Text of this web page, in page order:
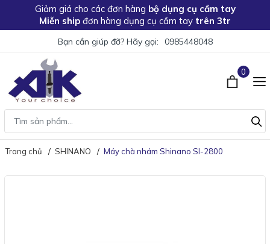
Giảm giá cho các đơn hàng bộ dụng cụ cầm tay
Miễn ship đơn hàng dụng cụ cầm tay trên 3tr
Bạn cần giúp đỡ? Hãy gọi: 0985448048
0
Trang chủ SHINANO Máy chà nhám Shinano SI-2800